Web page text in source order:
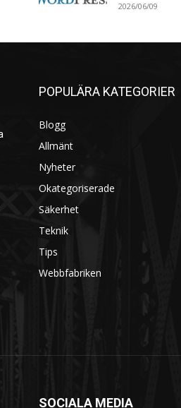
2026/06/09
POPULÄRA KATEGORIER
Blogg
Allmänt
Nyheter
Okategoriserade
Säkerhet
Teknik
Tips
Webbfabriken
SOCIALA MEDIA